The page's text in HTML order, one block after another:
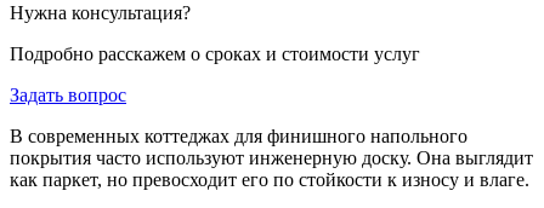
Нужна консультация?
Подробно расскажем о сроках и стоимости услуг
Задать вопрос
В современных коттеджах для финишного напольного
покрытия часто используют инженерную доску. Она выглядит
как паркет, но превосходит его по стойкости к износу и влаге.